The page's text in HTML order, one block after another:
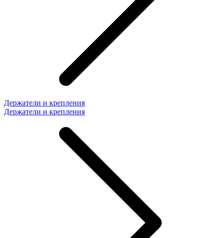
Держатели и крепления
Держатели и крепления